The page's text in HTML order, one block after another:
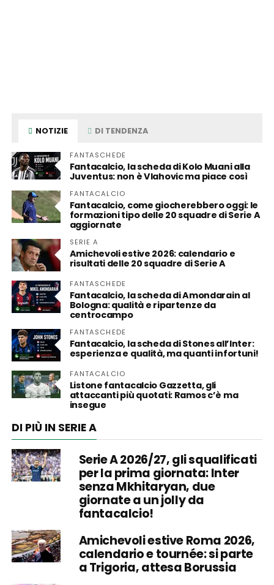
NOTIZIE DI TENDENZA
FANTASCHEDE
Fantacalcio, la scheda di Kolo Muani alla
Juventus: non è Vlahovic ma piace così
FANTACALCIO
Fantacalcio, come giocherebbero oggi: le
formazioni tipo delle 20 squadre di Serie A
aggiornate
SERIE A
Amichevoli estive 2026: calendario e
risultati delle 20 squadre di Serie A
FANTASCHEDE
Fantacalcio, la scheda di Amondarain al
Bologna: qualità e ripartenze da
centrocampo
FANTASCHEDE
Fantacalcio, la scheda di Stones all’Inter:
esperienza e qualità, ma quanti infortuni!
FANTACALCIO
Listone fantacalcio Gazzetta, gli
attaccanti più quotati: Ramos c’è ma
insegue
DI PIÙ IN SERIE A
Serie A 2026/27, gli squalificati
per la prima giornata: Inter
senza Mkhitaryan, due
giornate a un jolly da
fantacalcio!
Amichevoli estive Roma 2026,
calendario e tournée: si parte
a Trigoria, attesa Borussia